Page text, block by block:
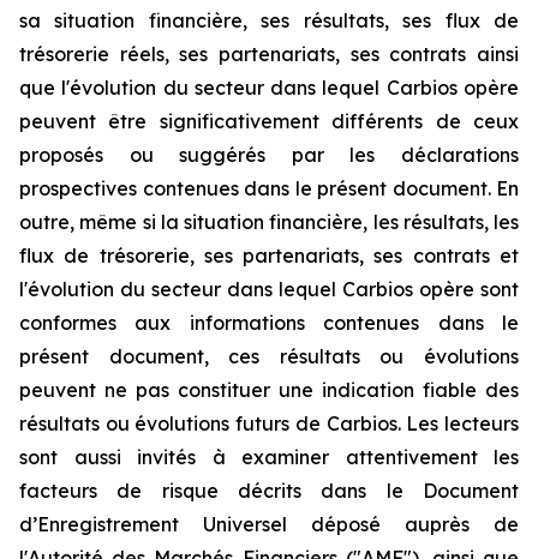
sa situation financière, ses résultats, ses flux de
trésorerie réels, ses partenariats, ses contrats ainsi
que l'évolution du secteur dans lequel Carbios opère
peuvent être significativement différents de ceux
proposés ou suggérés par les déclarations
prospectives contenues dans le présent document. En
outre, même si la situation financière, les résultats, les
flux de trésorerie, ses partenariats, ses contrats et
l'évolution du secteur dans lequel Carbios opère sont
conformes aux informations contenues dans le
présent document, ces résultats ou évolutions
peuvent ne pas constituer une indication fiable des
résultats ou évolutions futurs de Carbios. Les lecteurs
sont aussi invités à examiner attentivement les
facteurs de risque décrits dans le Document
d’Enregistrement Universel déposé auprès de